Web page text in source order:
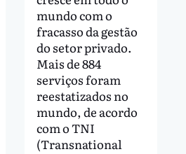
mundo com o
fracasso da gestão
do setor privado.
Mais de 884
serviços foram
reestatizados no
mundo, de acordo
com o TNI
(Transnational